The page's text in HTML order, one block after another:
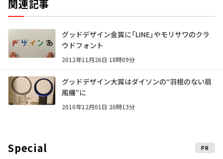
関連記事
グッドデザイン金賞に「LINE」やモリサワのクラ
ウドフォント
2012年11月26日 18時09分
グッドデザイン大賞はダイソンの“羽根のない扇
風機”に
2010年12月01日 20時13分
Special PR